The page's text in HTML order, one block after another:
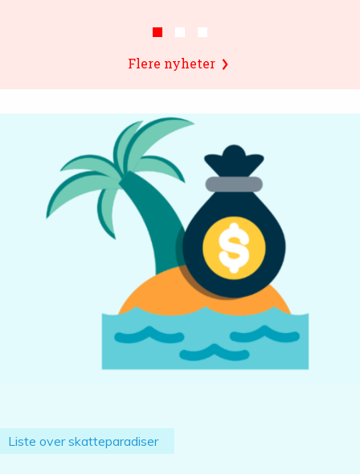
Første
Denne
AndreTredje
Flere nyheter
Liste over skatteparadiser